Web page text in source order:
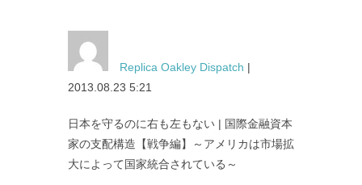
Replica Oakley Dispatch |
2013.08.23 5:21
日本を守るのに右も左もない | 国際金融資本
家の支配構造【戦争編】～アメリカは市場拡
大によって国家統合されている～